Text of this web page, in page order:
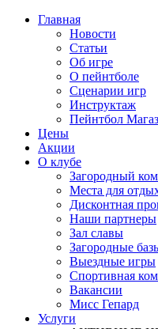
Главная
Новости
Статьи
Об игре
О пейнтболе
Сценарии игр
Инструктаж
Пейнтбол
Цены
Акции
О клубе
Загородный
Места для
Дисконтная
Наши партнеры
Зал славы
Загородные
Выездные игры
Спортивная
Вакансии
Мисс Гепард
Услуги